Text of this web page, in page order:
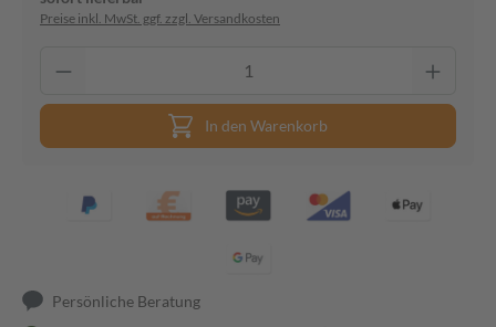
Preise inkl. MwSt. ggf. zzgl. Versandkosten
In den Warenkorb
Persönliche Beratung